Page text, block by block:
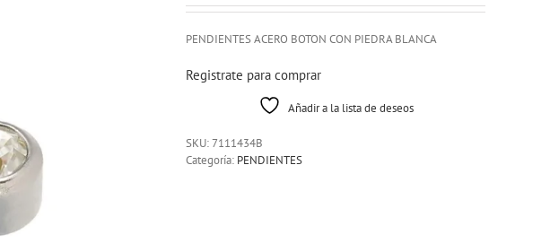
PENDIENTES ACERO BOTON CON PIEDRA BLANCA
Registrate para comprar
Añadir a la lista de deseos
SKU:7111434B
Categoría: PENDIENTES